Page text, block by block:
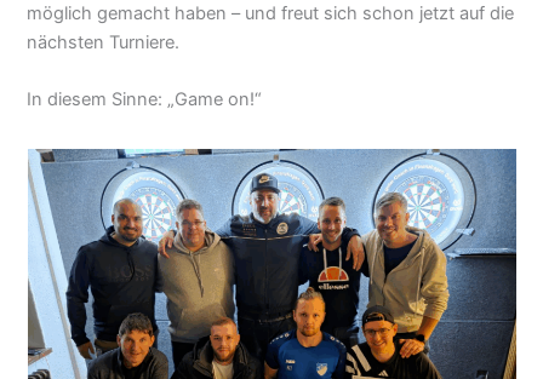
möglich gemacht haben – und freut sich schon jetzt auf die
nächsten Turniere.
In diesem Sinne: „Game on!“